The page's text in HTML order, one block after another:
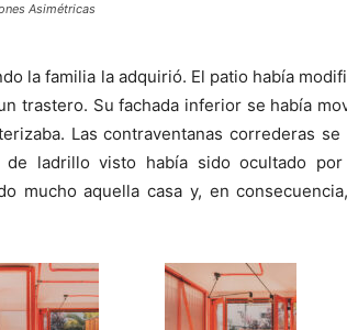
Asimétricas
la familia la adquirió. El patio había
trastero. Su fachada inferior se había
Las contraventanas correderas
ladrillo visto había sido ocultado por
mucho aquella casa y, en